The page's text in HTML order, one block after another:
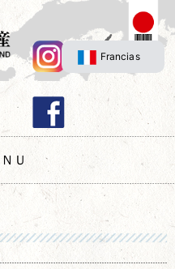
Francias
Ｕ